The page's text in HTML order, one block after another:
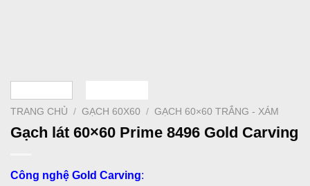
TRANG CHỦ / GẠCH 60X60 / GẠCH 60×60 TRẮNG - XÁM
Gạch lát 60×60 Prime 8496 Gold Carving
Công nghệ Gold Carving: